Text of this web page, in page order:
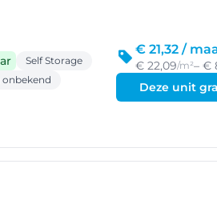
Self Storage
onbekend
€ 21,32 /
€ 22,09/m²– €
Deze unit